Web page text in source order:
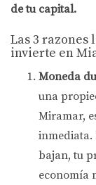
de tu capital.
Las 3
invierte en
Moneda
una
Miramar,
inmediata.
bajan, tu
economía